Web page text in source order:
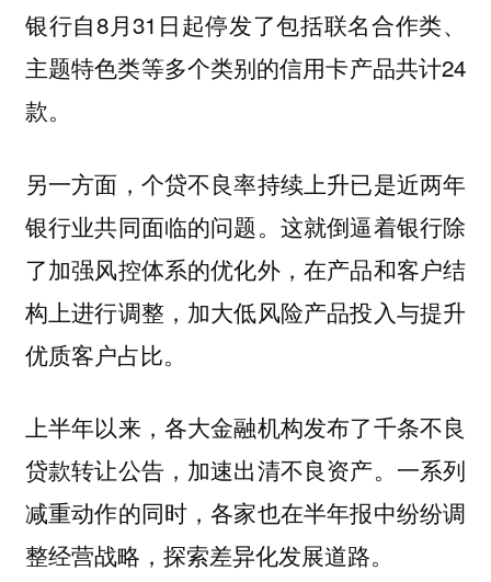
银行自8月31日起停发了包括联名合作类、
主题特色类等多个类别的信用卡产品共计24
款。
另一方面，个贷不良率持续上升已是近两年
银行业共同面临的问题。这就倒逼着银行除
了加强风控体系的优化外，在产品和客户结
构上进行调整，加大低风险产品投入与提升
优质客户占比。
上半年以来，各大金融机构发布了千条不良
贷款转让公告，加速出清不良资产。一系列
减重动作的同时，各家也在半年报中纷纷调
整经营战略，探索差异化发展道路。